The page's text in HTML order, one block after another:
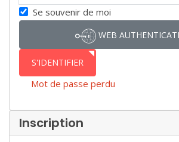
Se souvenir de moi
WEB
S'IDENTIFIER
Mot de passe perdu
Inscription